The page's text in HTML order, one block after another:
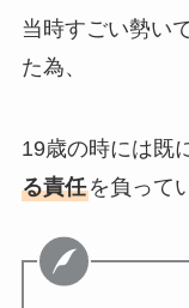
当時すごい勢い
た為、
19歳の時には既
る責任を負って